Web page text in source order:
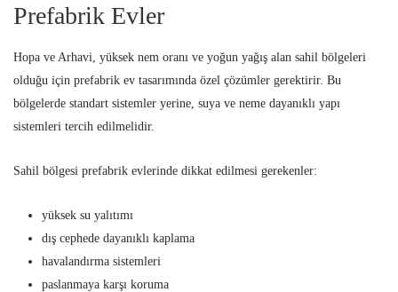
Prefabrik Evler
Hopa ve Arhavi, yüksek nem oranı ve yoğun yağış alan sahil bölgeleri
olduğu için prefabrik ev tasarımında özel çözümler gerektirir. Bu
bölgelerde standart sistemler yerine, suya ve neme dayanıklı yapı
sistemleri tercih edilmelidir.
Sahil bölgesi prefabrik evlerinde dikkat edilmesi gerekenler:
yüksek su yalıtımı
dış cephede dayanıklı kaplama
havalandırma sistemleri
paslanmaya karşı koruma